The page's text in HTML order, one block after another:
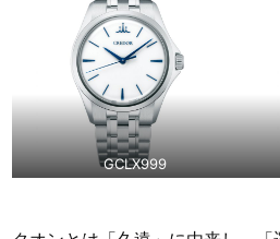
GCLX999